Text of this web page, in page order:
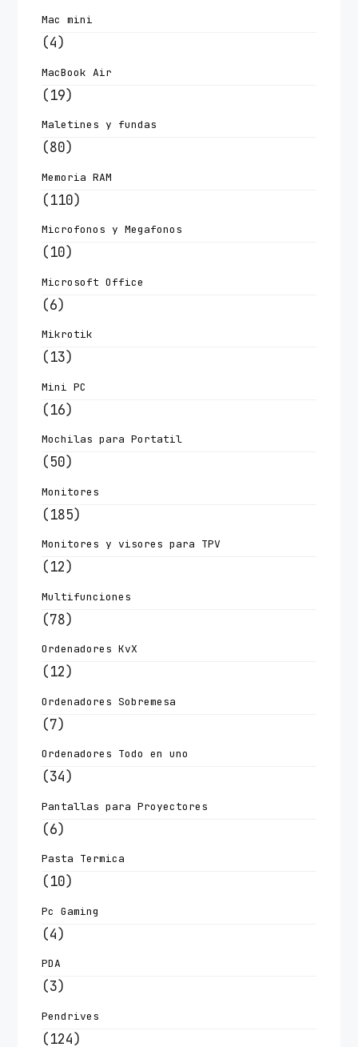
Mac mini
(4)
MacBook Air
(19)
Maletines y fundas
(80)
Memoria RAM
(110)
Microfonos y Megafonos
(10)
Microsoft Office
(6)
Mikrotik
(13)
Mini PC
(16)
Mochilas para Portatil
(50)
Monitores
(185)
Monitores y visores para TPV
(12)
Multifunciones
(78)
Ordenadores KvX
(12)
Ordenadores Sobremesa
(7)
Ordenadores Todo en uno
(34)
Pantallas para Proyectores
(6)
Pasta Termica
(10)
Pc Gaming
(4)
PDA
(3)
Pendrives
(124)